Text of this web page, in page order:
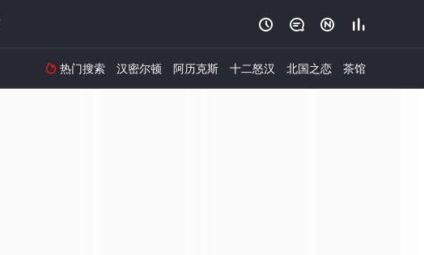
   
 热门搜索 汉密尔顿 阿历克斯 十二怒汉 北国之恋 茶馆